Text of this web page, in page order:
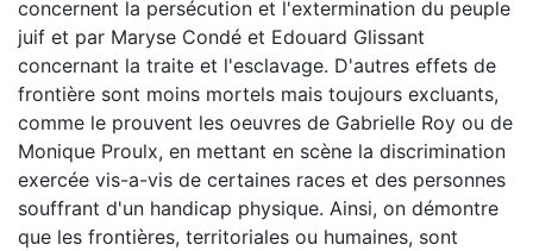
concernent la persécution et l'extermination du peuple
juif et par Maryse Condé et Edouard Glissant
concernant la traite et l'esclavage. D'autres effets de
frontière sont moins mortels mais toujours excluants,
comme le prouvent les oeuvres de Gabrielle Roy ou de
Monique Proulx, en mettant en scène la discrimination
exercée vis-a-vis de certaines races et des personnes
souffrant d'un handicap physique. Ainsi, on démontre
que les frontières, territoriales ou humaines, sont